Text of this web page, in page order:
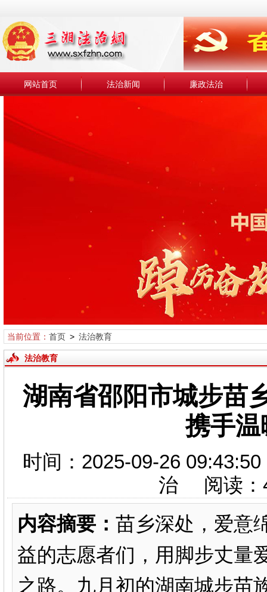
网站首页 法治新闻 廉政法治
当前位置： 首页> 法治教育
法治教育
湖南省邵阳市城步苗
携手
时间：2025-09-26
治 阅读：
内容摘要： 苗乡深处，爱意
益的志愿者们，用脚步丈量
之路。九月初的湖南城步苗